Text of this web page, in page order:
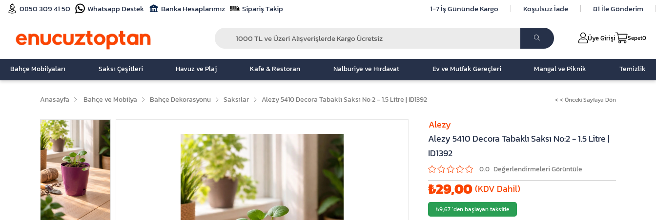
0850 309 41 50 Whatsapp Destek Banka Hesaplarımız Sipariş Takip 1-7 İş Gününde Kargo Koşulsuz İade 81 İle Gönderim
Üye Girişi Sepet0
Bahçe Mobilyaları Saksı Çeşitleri Havuz ve Plaj Kafe & Restoran Nalburiye ve Hırdavat Ev ve Mutfak Gereçleri Mangal ve Piknik Temizlik
Anasayfa Bahçe ve Mobilya Bahçe Dekorasyonu Saksılar Alezy 5410 Decora Tabaklı Saksı No:2 - 1.5 Litre | ID1392 < < Önceki Sayfaya Dön
Alezy 5410 Decora Tabaklı Saksı No:2 - 1.5 Litre |
ID1392
0.0
₺29,00(KDV Dahil)
₺9,67`den başlayan taksitle
Alezy